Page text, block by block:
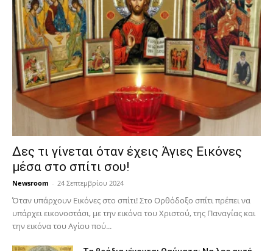
Δες τι γίνεται όταν έχεις Άγιες Εικόνες
μέσα στο σπίτι σου!
Newsroom - 24 Σεπτεμβρίου 2024
Όταν υπάρχουν Εικόνες στο σπίτι! Στο Ορθόδοξο σπίτι πρέπει να
υπάρχει εικονοστάσι, με την εικόνα του Χριστού, της Παν­αγίας και
την εικόνα του Αγίου πού...